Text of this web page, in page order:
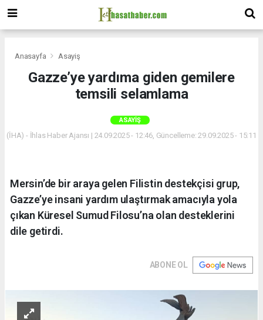
Anasayfa Asayiş
Gazze’ye yardıma giden gemilere
temsili selamlama
ASAYIŞ
(İHA) - İhlas Haber Ajansı | 24.09.2025 - 12:46, Güncelleme: 29.09.2025 - 15:11
Mersin’de bir araya gelen Filistin destekçisi grup,
Gazze’ye insani yardım ulaştırmak amacıyla yola
çıkan Küresel Sumud Filosu’na olan desteklerini
dile getirdi.
ABONE OL